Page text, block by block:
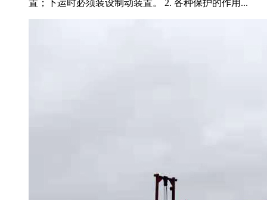
置；下运时必须装设制动装置。 2. 各种保护的作用...